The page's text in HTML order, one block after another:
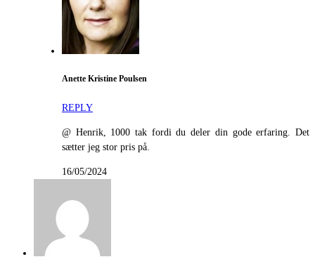
Anette Kristine Poulsen
REPLY
@ Henrik, 1000 tak fordi du deler din gode erfaring. Det
sætter jeg stor pris på.
16/05/2024